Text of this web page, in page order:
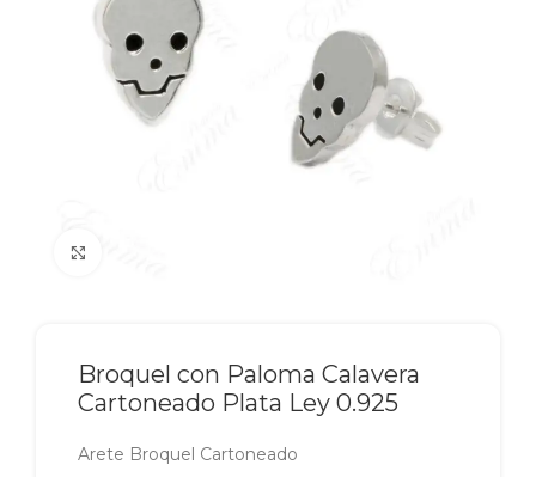
Broquel con Paloma Calavera
Cartoneado Plata Ley 0.925
Arete Broquel Cartoneado